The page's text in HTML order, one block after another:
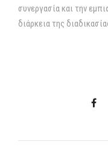
συνεργασία και την
διάρκεια της